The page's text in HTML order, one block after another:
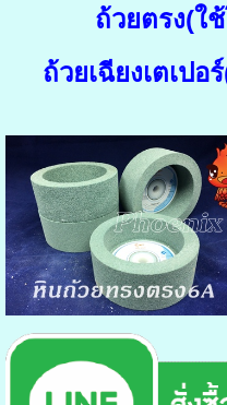
ถ้วยตรง(ใ
ถ้วยเฉียงเตเปอร์